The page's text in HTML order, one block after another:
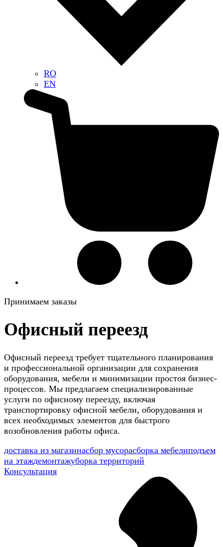
RO
EN
Принимаем заказы
Офисный переезд
Офисный переезд требует тщательного планирования
и профессиональной организации для сохранения
оборудования, мебели и минимизации простоя бизнес-
процессов. Мы предлагаем специализированные
услуги по офисному переезду, включая
транспортировку офисной мебели, оборудования и
всех необходимых элементов для быстрого
возобновления работы офиса.
доставка из магазинасбор мусорасборка мебелиподъем
на этаждемонтажуборка территорий
Консультация